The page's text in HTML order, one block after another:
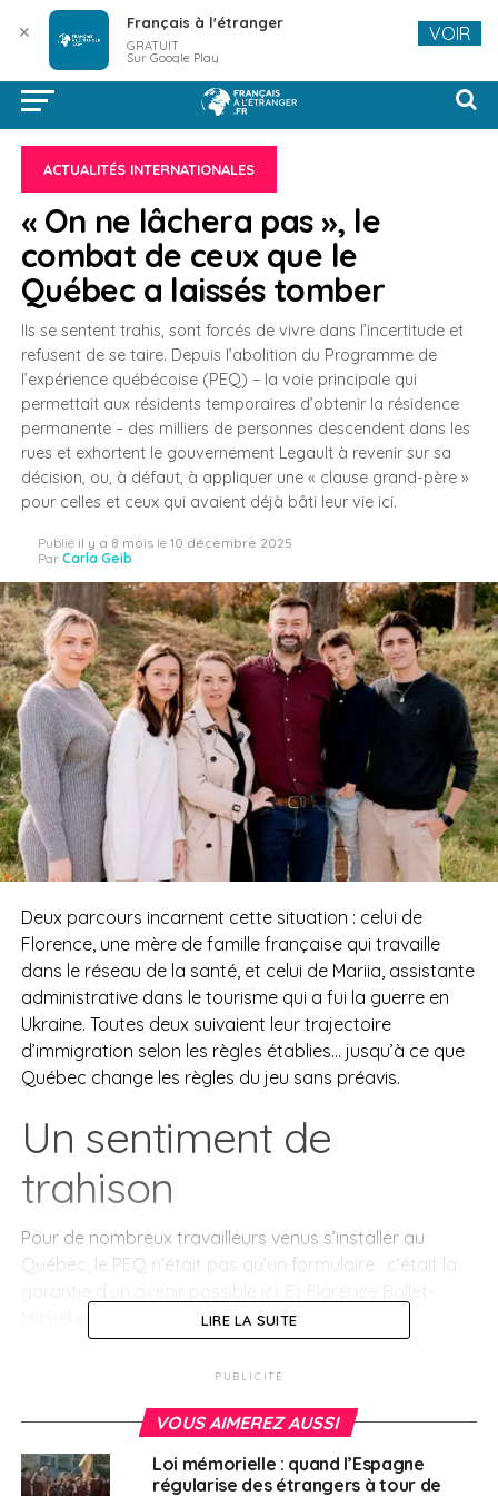
ACTUALITÉS INTERNATIONALES
« On ne lâchera pas », le
combat de ceux que le
Québec a laissés tomber
Ils se sentent trahis, sont forcés de vivre dans l’incertitude et
refusent de se taire. Depuis l’abolition du Programme de
l’expérience québécoise (PEQ) – la voie principale qui
permettait aux résidents temporaires d’obtenir la résidence
permanente – des milliers de personnes descendent dans les
rues et exhortent le gouvernement Legault à revenir sur sa
décision, ou, à défaut, à appliquer une « clause grand-père »
pour celles et ceux qui avaient déjà bâti leur vie ici.
Publié il y a 8 mois le 10 décembre 2025
Par Carla Geib
Deux parcours incarnent cette situation : celui de
Florence, une mère de famille française qui travaille
dans le réseau de la santé, et celui de Mariia, assistante
administrative dans le tourisme qui a fui la guerre en
Ukraine. Toutes deux suivaient leur trajectoire
d’immigration selon les règles établies… jusqu’à ce que
Québec change les règles du jeu sans préavis.
Un sentiment de
trahison
Pour de nombreux travailleurs venus s’installer au
Québec, le PEQ n’était pas qu’un formulaire : c’était la
Michel en est l’exemple parfait.
Arrivée en avril 2023 avec sa famille, recrutée par un
dans les soins à domicile pour personnes âgées, elle
accéder à la résidence permanente. Un message qui
LIRE LA SUITE
PUBLICITÉ
VOUS AIMEREZ AUSSI
Loi mémorielle : quand l’Espagne
régularise des étrangers à tour de
✕ Français à l'étranger
GRATUIT
Sur Google Play
VOIR